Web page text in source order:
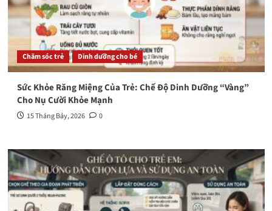
Chăm sóc trẻ Dinh dưỡng cho bé
Sức Khỏe Răng Miệng Của Trẻ: Chế Độ Dinh Dưỡng “Vàng”
Cho Nụ Cười Khỏe Mạnh
15 Tháng Bảy, 2026 0